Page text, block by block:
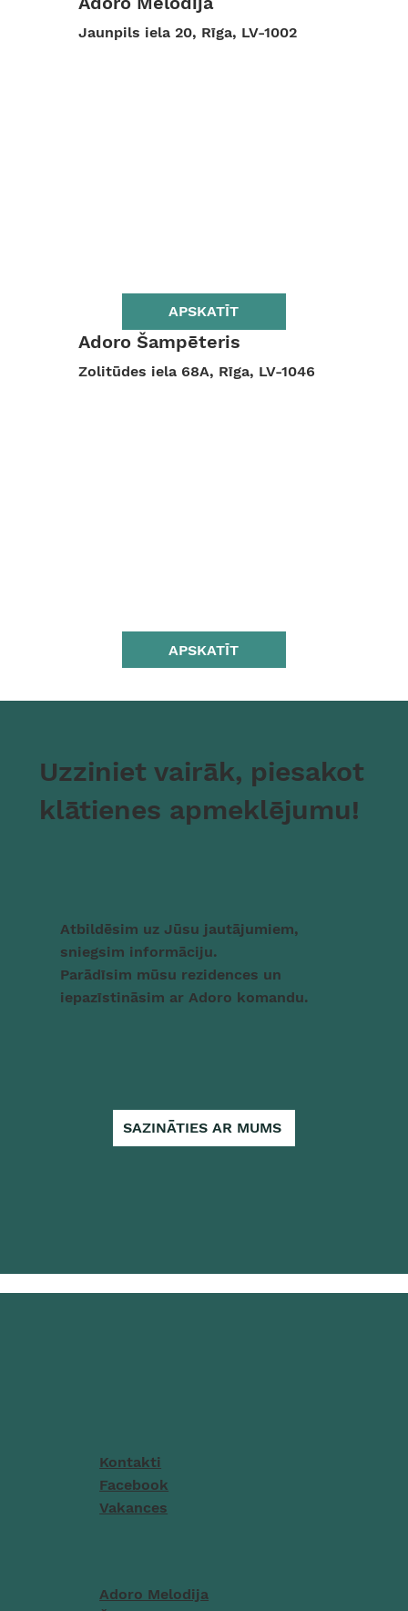
Jaunpils iela 20, Rīga, LV-1002
APSKATĪT
Adoro Šampēteris
Zolitūdes iela 68A, Rīga, LV-1046
APSKATĪT
Uzziniet vairāk, piesakot
klātienes apmeklējumu!
Atbildēsim uz Jūsu jautājumiem,
sniegsim informāciju.
Parādīsim mūsu rezidences un
iepazīstināsim ar Adoro komandu.
SAZINĀTIES AR MUMS
Adoro Melodija
Kontakti
Facebook
Vakances